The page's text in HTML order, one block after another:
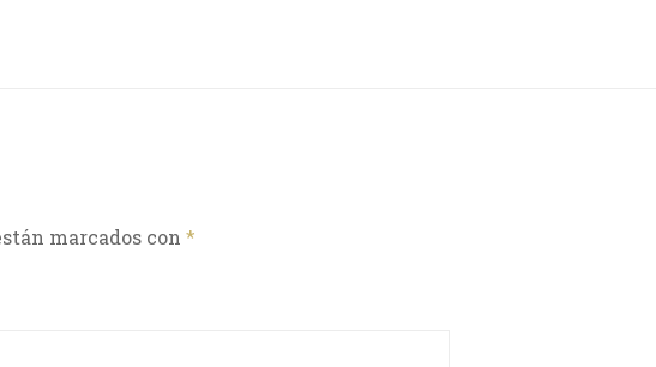
marcados con *